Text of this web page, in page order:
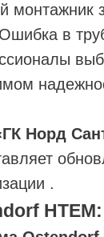
монтажник
в
Норд
.